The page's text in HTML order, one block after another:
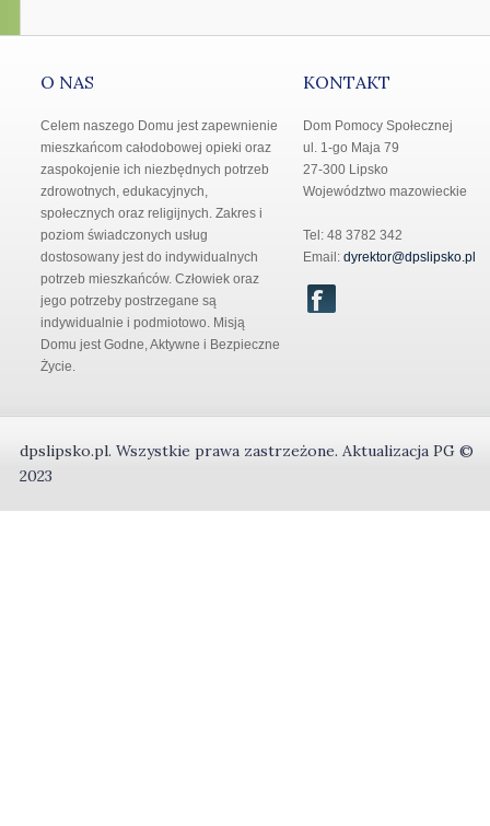
O NAS
Celem naszego Domu jest zapewnienie
mieszkańcom całodobowej opieki oraz
zaspokojenie ich niezbędnych potrzeb
zdrowotnych, edukacyjnych,
społecznych oraz religijnych. Zakres i
poziom świadczonych usług
dostosowany jest do indywidualnych
potrzeb mieszkańców. Człowiek oraz
jego potrzeby postrzegane są
indywidualnie i podmiotowo. Misją
Domu jest Godne, Aktywne i Bezpieczne
Życie.
KONTAKT
Dom Pomocy Społecznej
ul. 1-go Maja 79
27-300 Lipsko
Województwo mazowieckie
Tel: 48 3782 342
Email: dyrektor@dpslipsko.pl
dpslipsko.pl. Wszystkie prawa zastrzeżone. Aktualizacja PG ©
2023